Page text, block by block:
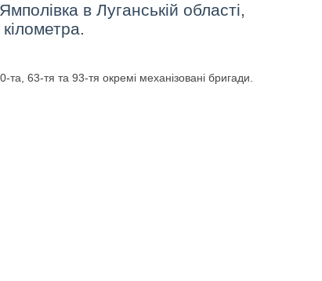
в Луганській області,
63-тя та 93-тя окремі механізовані бригади.